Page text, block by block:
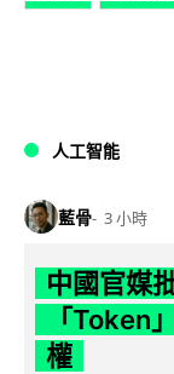
人工智能
藍骨 3 小時
中國官媒
「Token
權